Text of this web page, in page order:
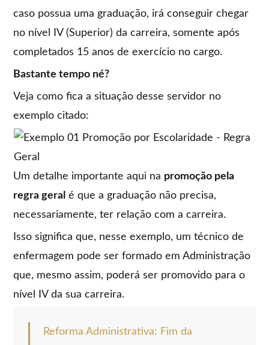
caso possua uma graduação, irá conseguir chegar
no nível IV (Superior) da carreira, somente após
completados 15 anos de exercício no cargo.
Bastante tempo né?
Veja como fica a situação desse servidor no
exemplo citado:
Um detalhe importante aqui na promoção pela
regra geral é que a graduação não precisa,
necessariamente, ter relação com a carreira.
Isso significa que, nesse exemplo, um técnico de
enfermagem pode ser formado em Administração
que, mesmo assim, poderá ser promovido para o
nível IV da sua carreira.
Reforma Administrativa: Fim da